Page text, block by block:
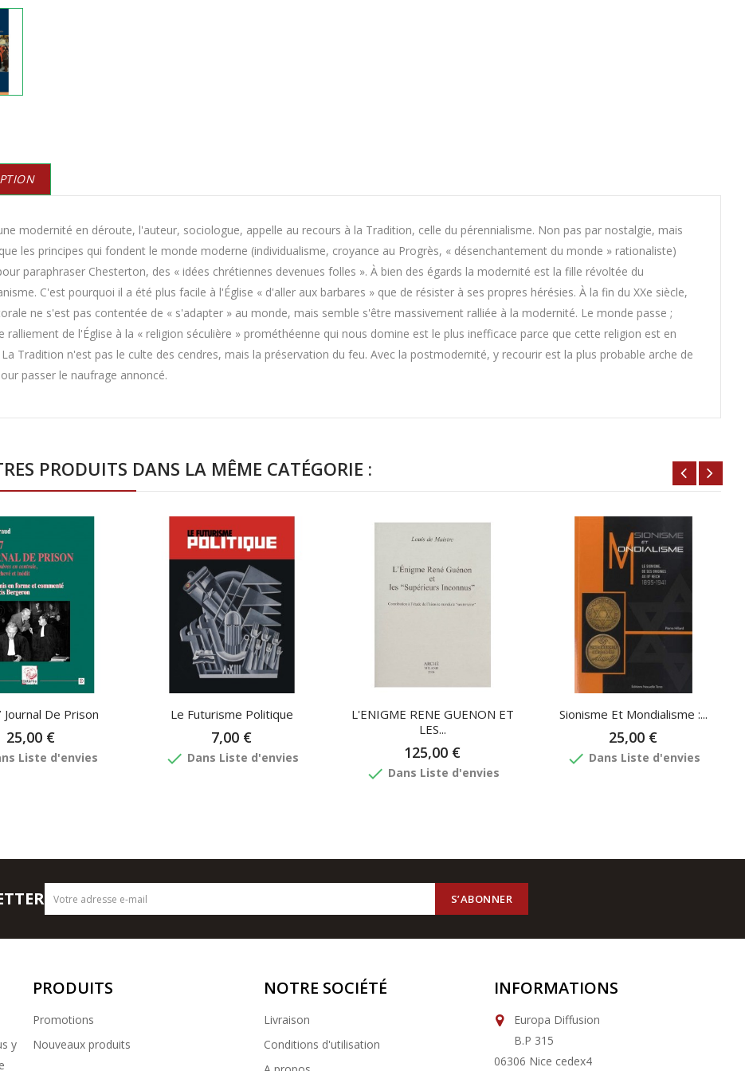
modernité en déroute, l'auteur, sociologue, appelle au recours à la Tradition, celle du pérennialisme. Non pas par nostalgie, mais
les principes qui fondent le monde moderne (individualisme, croyance au Progrès, « désenchantement du monde » rationaliste)
paraphraser Chesterton, des « idées chrétiennes devenues folles ». À bien des égards la modernité est la fille révoltée du
C'est pourquoi il a été plus facile à l'Église « d'aller aux barbares » que de résister à ses propres hérésies. À la fin du XXe siècle,
ne s'est pas contentée de « s'adapter » au monde, mais semble s'être massivement ralliée à la modernité. Le monde passe ;
ralliement de l'Église à la « religion séculière » prométhéenne qui nous domine est le plus inefficace parce que cette religion est en
La Tradition n'est pas le culte des cendres, mais la préservation du feu. Avec la postmodernité, y recourir est la plus probable arche de
passer le naufrage annoncé.
PRODUITS DANS LA MÊME CATÉGORIE :
Journal De Prison
25,00 €
Liste d'envies
Le Futurisme Politique
7,00 €
done Dans Liste d'envies
L'ENIGME RENE GUENON ET
LES...
125,00 €
done Dans Liste d'envies
Sionisme Et Mondialisme :...
25,00 €
done Dans Liste d'envies
y
PRODUITS
Promotions
Nouveaux produits
NOTRE SOCIÉTÉ
Livraison
Conditions d'utilisation
INFORMATIONS
Europa Diffusion
B.P 315
06306 Nice cedex4